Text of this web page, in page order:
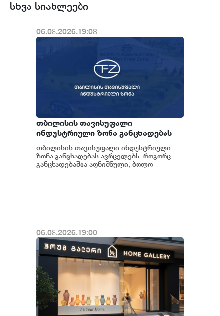
სხვა სიახლეები
06.08.2026.19:08
თბილისის თავისუფალი
ინდუსტრიული ზონა განცხადებას
ავრცელებს
თბილისის თავისუფალი ინდუსტრიული
ზონა განცხადებას ავრცელებს. როგორც
განცხადებაშია აღნიშნული, ბოლო
06.08.2026.19:00